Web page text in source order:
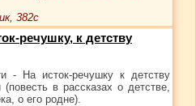
382с
речушку, к детству
- На исток-речушку к детству
в рассказах о детстве,
о его родне).